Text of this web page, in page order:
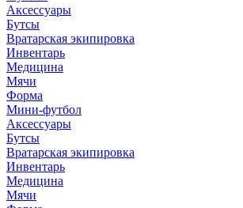
Аксессуары
Бутсы
Вратарская экипировка
Инвентарь
Медицина
Мячи
Форма
Мини-футбол
Аксессуары
Бутсы
Вратарская экипировка
Инвентарь
Медицина
Мячи